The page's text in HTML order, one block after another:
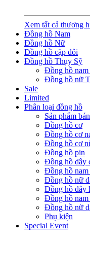
Xem tất cả thương
Đồng hồ Nam
Đồng hồ Nữ
Đồng hồ cặp đôi
Đồng hồ Thụy Sỹ
Đồng hồ
Đồng hồ nữ
Sale
Limited
Phân loại đồng hồ
Sản phẩm
Đồng hồ cơ
Đồng hồ cơ
Đồng hồ cơ
Đồng hồ pin
Đồng hồ dây
Đồng hồ nam
Đồng hồ nữ
Đồng hồ dây
Đồng hồ
Đồng hồ nữ
Phụ kiện
Special Event